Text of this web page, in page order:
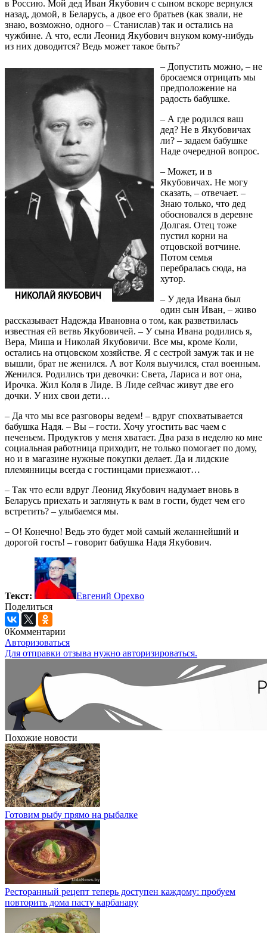
в Россию. Мой дед Иван Якубович с сыном вскоре вернулся
назад, домой, в Беларусь, а двое его братьев (как звали, не
знаю, возможно, одного – Станислав) так и остались на
чужбине. А что, если Леонид Якубович внуком кому-нибудь
из них доводится? Ведь может такое быть?
– Допустить можно, – не
бросаемся отрицать мы
предположение на
радость бабушке.
– А где родился ваш
дед? Не в Якубовичах
ли? – задаем бабушке
Наде очередной вопрос.
– Может, и в
Якубовичах. Не могу
сказать, – отвечает. –
Знаю только, что дед
обосновался в деревне
Долгая. Отец тоже
пустил корни на
отцовской вотчине.
Потом семья
перебралась сюда, на
хутор.
– У деда Ивана был
один сын Иван, – живо
рассказывает Надежда Ивановна о том, как разветвилась
известная ей ветвь Якубовичей. – У сына Ивана родились я,
Вера, Миша и Николай Якубовичи. Все мы, кроме Коли,
остались на отцовском хозяйстве. Я с сестрой замуж так и не
вышли, брат не женился. А вот Коля выучился, стал военным.
Женился. Родились три девочки: Света, Лариса и вот она,
Ирочка. Жил Коля в Лиде. В Лиде сейчас живут две его
дочки. У них свои дети…
– Да что мы все разговоры ведем! – вдруг спохватывается
бабушка Надя. – Вы – гости. Хочу угостить вас чаем с
печеньем. Продуктов у меня хватает. Два раза в неделю ко мне
социальная работница приходит, не только помогает по дому,
но и в магазине нужные покупки делает. Да и лидские
племянницы всегда с гостинцами приезжают…
– Так что если вдруг Леонид Якубович надумает вновь в
Беларусь приехать и заглянуть к вам в гости, будет чем его
встретить? – улыбаемся мы.
– О! Конечно! Ведь это будет мой самый желаннейший и
дорогой гость! – говорит бабушка Надя Якубович.
Текст:
Евгений Орехво
Поделиться
0Комментарии
Авторизоваться
Для отправки отзыва нужно авторизироваться.
Похожие новости
Готовим рыбу прямо на рыбалке
Ресторанный рецепт теперь доступен каждому: пробуем
повторить дома пасту карбанару